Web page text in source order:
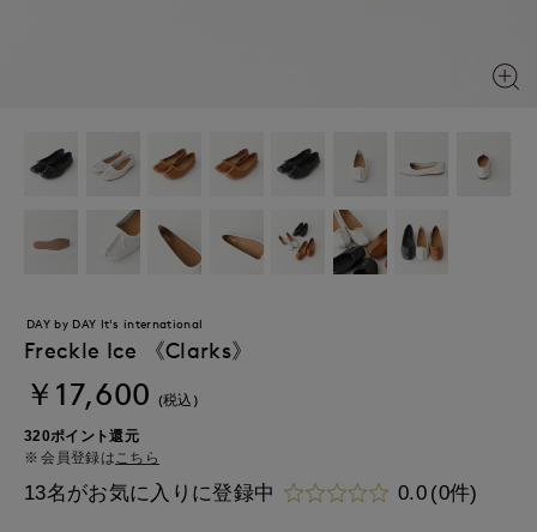
DAY by DAY It's international
Freckle Ice 《Clarks》
￥17,600 (税込)
320ポイント還元
会員登録はこちら
13名がお気に入りに登録中 0.0 (0件)